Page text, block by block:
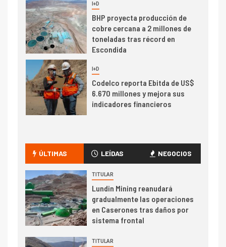
6 I+D
BHP proyecta producción de
cobre cercana a 2 millones de
toneladas tras récord en
Escondida
I+D
Codelco reporta Ebitda de US$
6.670 millones y mejora sus
indicadores financieros
camión 100% eléctrico para
transportar cátodos al Puerto
de San Antonio
2
I+D
Producción minera en mayo de
2026 cae 10,6%
ÚLTIMAS LEÍDAS NEGOCIOS
TITULAR
Lundin Mining reanudará
gradualmente las operaciones
en Caserones tras daños por
sistema frontal
TITULAR